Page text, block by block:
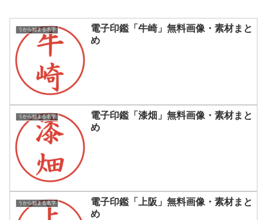
うから始まる名字
電子印鑑「牛崎」無料画像・素材まと
め
うから始まる名字
電子印鑑「漆畑」無料画像・素材まと
め
うから始まる名字
電子印鑑「上阪」無料画像・素材まと
め